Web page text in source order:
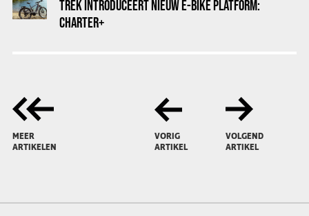
TREK INTRODUCEERT NIEUW E-BIKE PLATFORM:
CHARTER+
MEER
ARTIKELEN
VORIG
ARTIKEL
VOLGEND
ARTIKEL